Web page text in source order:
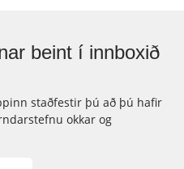
beint í innboxið
staðfestir þú að þú hafir
okkar og